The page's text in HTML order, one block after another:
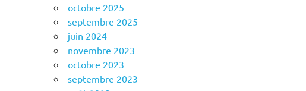
octobre 2025
septembre 2025
juin 2024
novembre 2023
octobre 2023
septembre 2023